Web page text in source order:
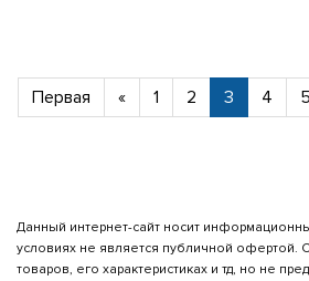
Первая « 1 2 3 4 5
Данный интернет-сайт носит
условиях не является публичной офертой.
товаров, его характеристиках и тд, но не